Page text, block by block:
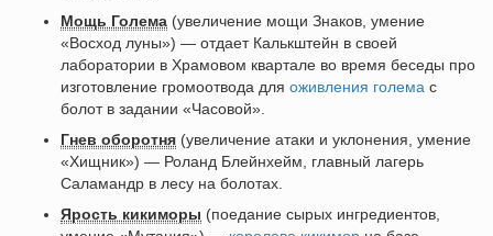
Мощь Голема (увеличение мощи Знаков, умение
«Восход луны») — отдает Калькштейн в своей
лаборатории в Храмовом квартале во время беседы про
изготовление громоотвода для оживления голема с
болот в задании «Часовой».
Гнев оборотня (увеличение атаки и уклонения, умение
«Хищник») — Роланд Блейнхейм, главный лагерь
Саламандр в лесу на болотах.
Ярость кикиморы (поедание сырых ингредиентов,